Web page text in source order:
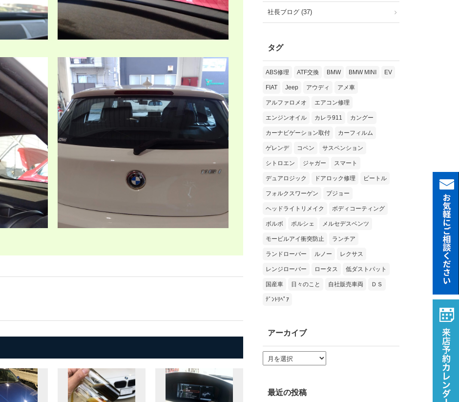
社長ブログ (37)
タグ
ABS修理 ATF交換 BMW BMW MINI EV
FIAT Jeep アウディ アメ車
アルファロメオ エアコン修理
エンジンオイル カレラ911 カングー
カーナビゲーション取付 カーフィルム
ゲレンデ コペン サスペンション
シトロエン ジャガー スマート
デュアロジック ドアロック修理 ビートル
フォルクスワーゲン プジョー
ヘッドライトリメイク ボディコーティング
ボルボ ポルシェ メルセデスベンツ
モービルアイ衝突防止 ランチア
ランドローバー ルノー レクサス
レンジローバー ロータス 低ダストパット
国産車 日々のこと 自社販売車両 ＤＳ
ﾃﾞﾝﾄﾘﾍﾟｱ
アーカイブ
ア
ー
ブ
最近の投稿